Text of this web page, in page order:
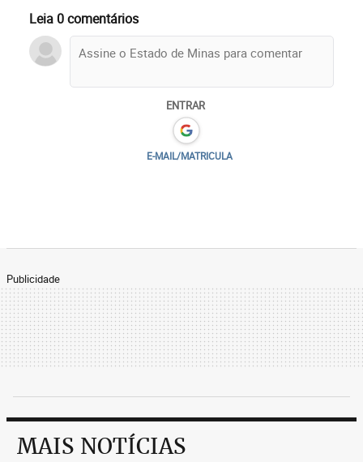
Leia 0 comentários
ENTRAR
E-MAIL/MATRICULA
Publicidade
MAIS NOTÍCIAS